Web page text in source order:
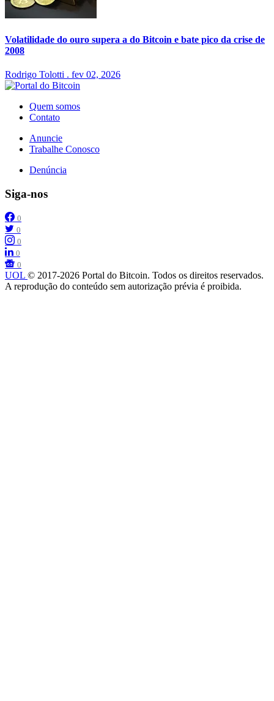
Volatilidade do ouro supera a do Bitcoin e bate pico da crise de
2008
Rodrigo Tolotti . fev 02, 2026
Quem somos
Contato
Anuncie
Trabalhe Conosco
Denúncia
Siga-nos
0
0
0
0
0
UOL © 2017-2026 Portal do Bitcoin. Todos os direitos reservados.
A reprodução do conteúdo sem autorização prévia é proibida.